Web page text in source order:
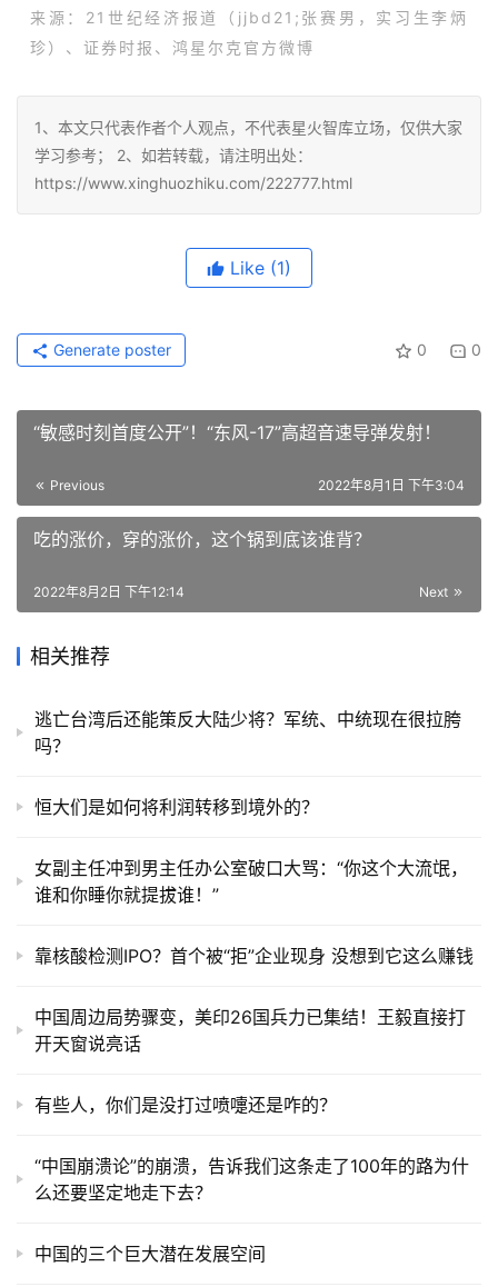
来源：21世纪经济报道（jjbd21;张赛男，实习生李炳
珍）、证券时报、鸿星尔克官方微博
1、本文只代表作者个人观点，不代表星火智库立场，仅供大家
学习参考； 2、如若转载，请注明出处：
https://www.xinghuozhiku.com/222777.html
Like (1)
0 0
Generate poster
“敏感时刻首度公开”！“东风-17”高超音速导弹发射！
Previous 2022年8月1日 下午3:04
吃的涨价，穿的涨价，这个锅到底该谁背？
Next
2022年8月2日 下午12:14
相关推荐
逃亡台湾后还能策反大陆少将？军统、中统现在很拉胯
吗？
恒大们是如何将利润转移到境外的？
女副主任冲到男主任办公室破口大骂：“你这个大流氓，
谁和你睡你就提拔谁！”
靠核酸检测IPO？首个被“拒”企业现身 没想到它这么赚钱
中国周边局势骤变，美印26国兵力已集结！王毅直接打
开天窗说亮话
有些人，你们是没打过喷嚏还是咋的？
“中国崩溃论”的崩溃，告诉我们这条走了100年的路为什
么还要坚定地走下去？
中国的三个巨大潜在发展空间